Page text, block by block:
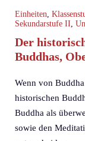
Einheiten,
Sekundarstufe II,
Der
Buddhas,
Wenn von
historischen
Buddha als
sowie den